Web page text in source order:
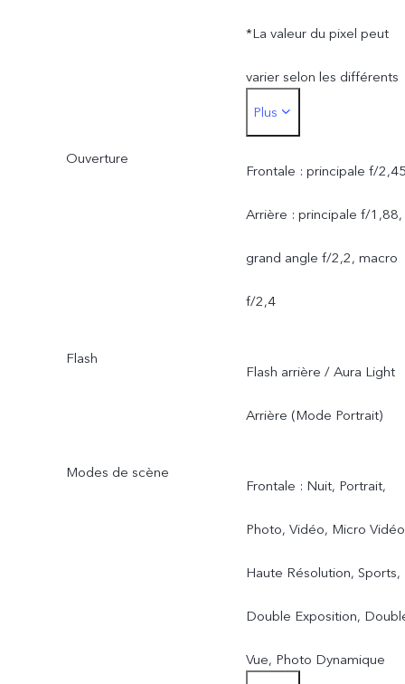
performances de charge
Bhoutan, au Pakistan, au
Maroc, en Angola, en
Tunisie, en Afrique du
en Égypte, au Myanmar,
Tanzanie, au Kenya, au
*La valeur du pixel peut
varier selon les différents
modes de la caméra et
soumise à une utilisation
réelle.
Plus
Ouverture
Frontale : principale f/
Arrière : principale f/1,88,
grand angle f/2,2, macro
f/2,4
Flash
Flash arrière / Aura Light
Arrière (Mode Portrait)
Modes de scène
Frontale : Nuit, Portrait,
Photo, Vidéo, Micro
Haute Résolution, Sports,
Double Exposition,
Vue, Photo Dynamique